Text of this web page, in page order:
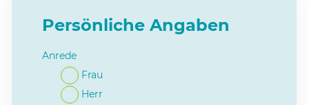
Persönliche Angaben
Anrede
Frau
Herr